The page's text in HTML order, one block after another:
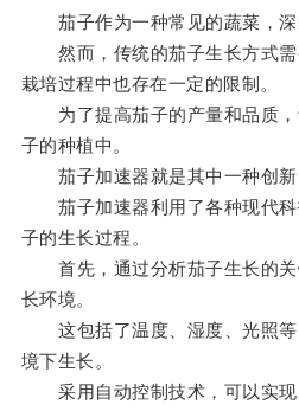
茄子作为一种常见的蔬菜，深
然而，传统的茄子生长方式需
栽培过程中也存在一定的限制。
为了提高茄子的产量和品质，
子的种植中。
茄子加速器就是其中一种创新
茄子加速器利用了各种现代科
子的生长过程。
首先，通过分析茄子生长的关
长环境。
这包括了温度、湿度、光照等
境下生长。
采用自动控制技术，可以实现